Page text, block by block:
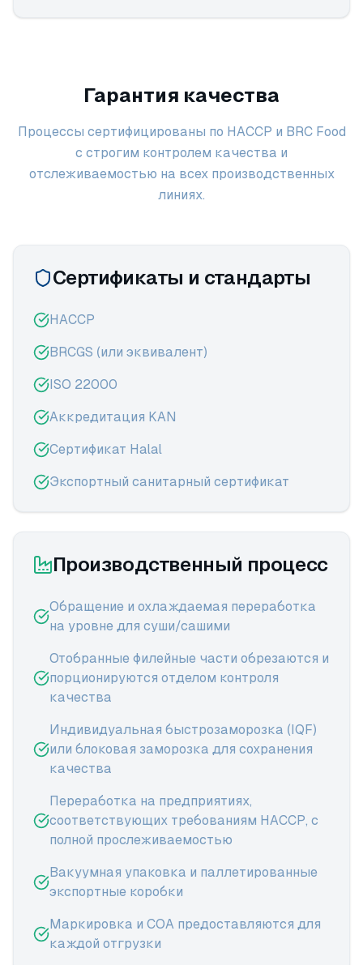
Гарантия качества
Процессы сертифицированы по HACCP и BRC Food
с строгим контролем качества и
отслеживаемостью на всех производственных
линиях.
Сертификаты и стандарты
HACCP
BRCGS (или эквивалент)
ISO 22000
Аккредитация KAN
Сертификат Halal
Экспортный санитарный сертификат
Производственный процесс
Обращение и охлаждаемая переработка
на уровне для суши/сашими
Отобранные филейные части обрезаются и
порционируются отделом контроля
качества
Индивидуальная быстрозаморозка (IQF)
или блоковая заморозка для сохранения
качества
Переработка на предприятиях,
соответствующих требованиям HACCP, с
полной прослеживаемостью
Вакуумная упаковка и паллетированные
экспортные коробки
Маркировка и COA предоставляются для
каждой отгрузки